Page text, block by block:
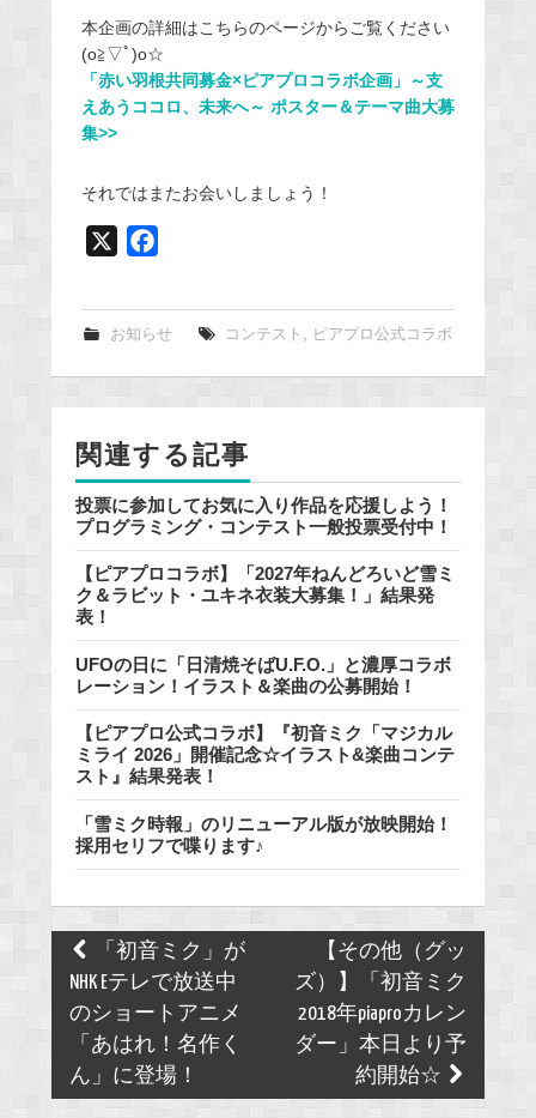
本企画の詳細はこちらのページからご覧ください
(o≧▽ﾟ)o☆
「赤い羽根共同募金×ピアプロコラボ企画」～支
えあうココロ、未来へ～ ポスター＆テーマ曲大募
集>>
それではまたお会いしましょう！
e
k
お知らせ コンテスト ピアプロ公式コラボ
関連する記事
投票に参加してお気に入り作品を応援しよう！
プログラミング・コンテスト一般投票受付中！
【ピアプロコラボ】「2027年ねんどろいど雪ミ
ク＆ラビット・ユキネ衣装大募集！」結果発
表！
UFOの日に「日清焼そばU.F.O.」と濃厚コラボ
レーション！イラスト＆楽曲の公募開始！
【ピアプロ公式コラボ】『初音ミク「マジカル
ミライ 2026」開催記念☆イラスト&楽曲コンテ
スト』結果発表！
「雪ミク時報」のリニューアル版が放映開始！
採用セリフで喋ります♪
Post
navigation
「初音ミク」が
NHK Eテレで放送中
のショートアニメ
「あはれ！名作く
ん」に登場！
【その他（グッ
ズ）】「初音ミク
2018年piaproカレン
ダー」本日より予
約開始☆